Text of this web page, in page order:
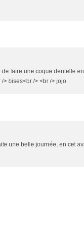
faire une coque dentelle en
> bises<br /> <br /> jojo
une belle journée, en cet